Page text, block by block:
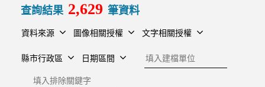
查詢結果 2,629 筆資料
資料來源 圖像相關授權 文字相關授權
縣市行政區 日期區間
建檔單位
排除關鍵字